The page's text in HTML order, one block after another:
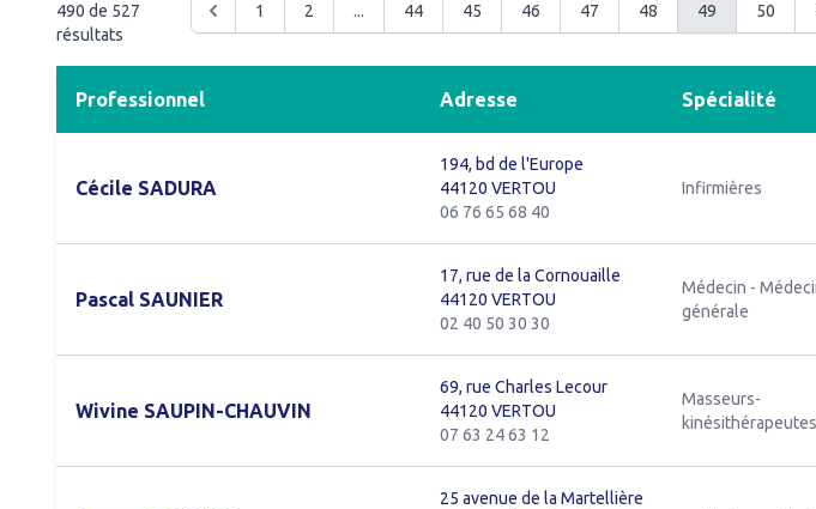
490 de 527
résultats
1 2 ... 44 45 46 47 48 49 50
Professionnel Adresse Spécialité
Cécile SADURA
194, bd de l'Europe
44120 VERTOU
06 76 65 68 40
Infirmières
Pascal SAUNIER
17, rue de la Cornouaille
44120 VERTOU
02 40 50 30 30
Médecin -
générale
Wivine SAUPIN-CHAUVIN
69, rue Charles Lecour
44120 VERTOU
07 63 24 63 12
Masseurs-
kinésithérapeutes
25 avenue de la Martellière